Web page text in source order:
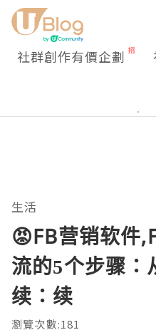
社群創作有價企劃
生活
😡FB营销软件
流的5个步骤：
续：续
瀏覽次數:181